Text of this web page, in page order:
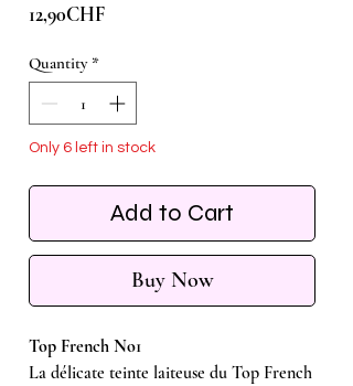
12,90CHFPrice
Quantity *
Only 6 left in stock
Add to Cart
Buy Now
Top French No1
La délicate teinte laiteuse du Top French